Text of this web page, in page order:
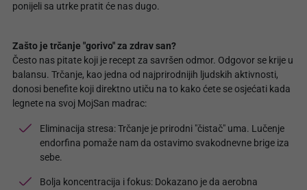
ponijeli sa utrke pratit će nas dugo.
Zašto je trčanje "gorivo" za zdrav san?
Često nas pitate koji je recept za savršen odmor. Odgovor se krije u
balansu. Trčanje, kao jedna od najprirodnijih ljudskih aktivnosti,
donosi benefite koji direktno utiču na to kako ćete se osjećati kada
legnete na svoj MojSan madrac:
Eliminacija stresa: Trčanje je prirodni "čistač" uma. Lučenje
endorfina pomaže nam da ostavimo svakodnevne brige iza
sebe.
Bolja koncentracija i fokus: Dokazano je da aerobna